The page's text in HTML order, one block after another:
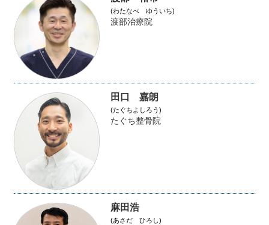
(わたなべ ゆういち)
渡部治療院
田口 嘉朗
(たぐちよしろう)
たぐち整骨院
麻田浩
(あさだ ひろし)